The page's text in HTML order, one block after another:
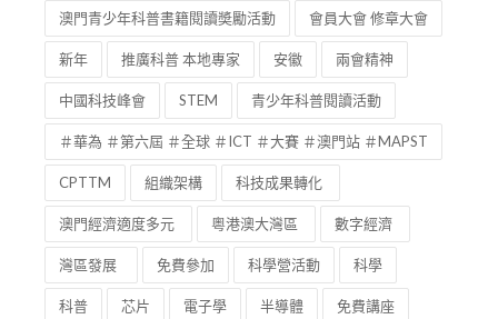
澳門青少年科普書籍閱讀奬勵活動 會員大會 修章大會
新年 推廣科普 本地專家 安徽 兩會精神
中國科技峰會 STEM 青少年科普閱讀活動
＃華為 ＃第六屆 ＃全球 ＃ICT ＃大賽 ＃澳門站 ＃MAPST
CPTTM 組織架構 科技成果轉化
澳門經濟適度多元 粵港澳大灣區 數字經濟
灣區發展 免費參加 科學營活動 科學
科普 芯片 電子學 半導體 免費講座